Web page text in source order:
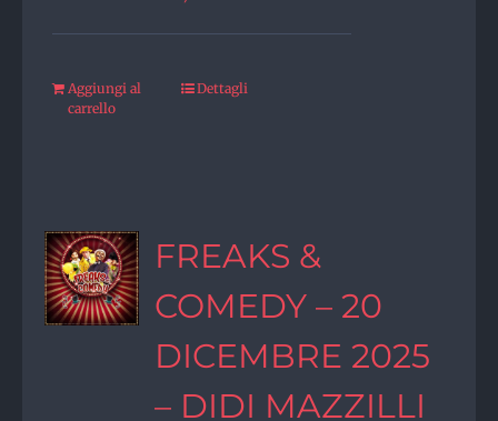
Aggiungi al
carrello
Dettagli
FREAKS &
COMEDY – 20
DICEMBRE 2025
– DIDI MAZZILLI